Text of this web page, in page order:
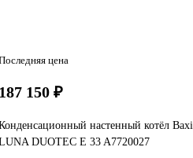
цена
187 150 ₽
настенный котёл Baxi
DUOTEC E 33 A7720027